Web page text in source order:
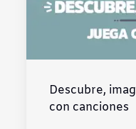
Descubre,
con canciones